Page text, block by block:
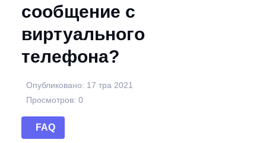
сообщение с
виртуального
телефона?
Опубликовано: 17 тра 2021
Просмотров: 0
FAQ